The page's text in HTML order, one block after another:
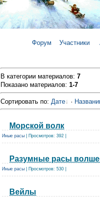
Форум Участники
В категории материалов: 7
Показано материалов: 1-7
Сортировать по: Дате ·
Морской волк
Иные расы | Просмотров: 392 |
Разумные расы
Иные расы | Просмотров: 530 |
Вейлы